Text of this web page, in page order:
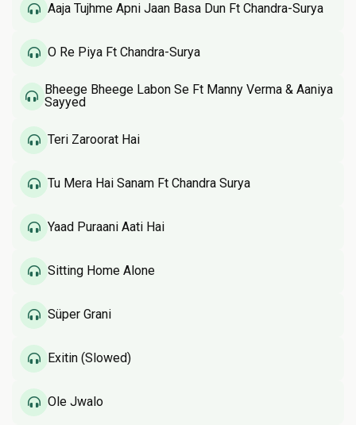
Aaja Tujhme Apni Jaan Basa Dun Ft Chandra-Surya
O Re Piya Ft Chandra-Surya
Bheege Bheege Labon Se Ft Manny Verma & Aaniya
Sayyed
Teri Zaroorat Hai
Tu Mera Hai Sanam Ft Chandra Surya
Yaad Puraani Aati Hai
Sitting Home Alone
Süper Grani
Exitin (Slowed)
Ole Jwalo